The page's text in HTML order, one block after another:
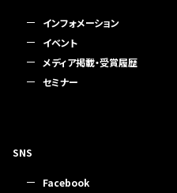
インフォメーション
イベント
メディア掲載・受賞履歴
セミナー
SNS
Facebook